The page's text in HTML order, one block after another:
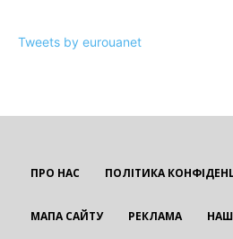
Tweets by eurouanet
ПРО НАС ПОЛІТИКА
МАПА САЙТУ РЕКЛАМА